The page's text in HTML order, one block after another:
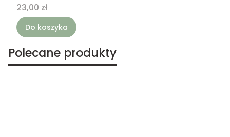
Cena
23,00 zł
Do koszyka
Polecane produkty